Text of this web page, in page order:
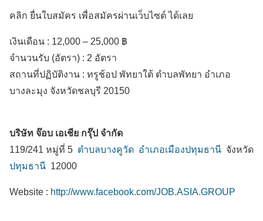
คลิก ยื่นใบสมัคร เพื่อสมัครผ่านเว็บไซต์ ได้เลย
เงินเดือน : 12,000 – 25,000 ฿
จำนวนรับ (อัตรา) : 2 อัตรา
สถานที่ปฏิบัติงาน : ทรูช้อป พัทยาใต้ ตำบลพัทยา อำเภอ
บางละมุง จังหวัดชลบุรี 20150
บริษัท จ๊อบ เอเชีย กรุ๊ป จำกัด
119/241 หมู่ที่ 5 ตำบลบางคูวัด อำเภอเมืองปทุมธานี จังหวัด
ปทุมธานี 12000
Website : http://www.facebook.com/JOB.ASIA.GROUP